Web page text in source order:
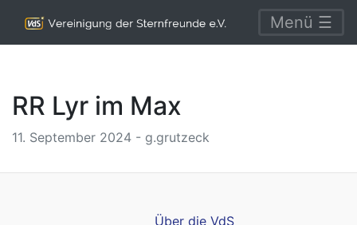
Menü ☰
RR Lyr im Max
11. September 2024 - g.grutzeck
Über die VdS